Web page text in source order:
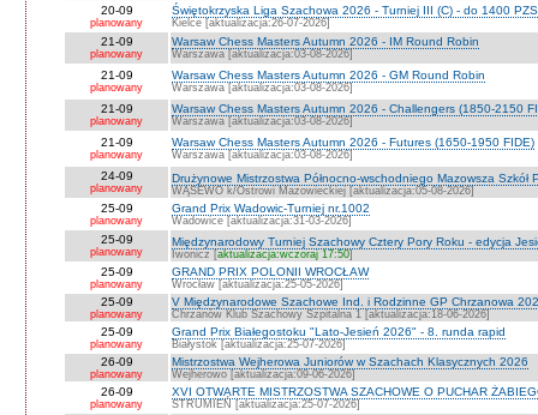
20-09
planowany
Świętokrzyska Liga Szachowa 2026 - Turniej III (C) - do 1400
Kielce [aktualizacja:26-07-2026]
21-09
planowany
Warsaw Chess Masters Autumn 2026 - IM Round Robin
Warszawa [aktualizacja:03-08-2026]
21-09
planowany
Warsaw Chess Masters Autumn 2026 - GM Round Robin
Warszawa [aktualizacja:03-08-2026]
21-09
planowany
Warsaw Chess Masters Autumn 2026 - Challengers (1850-2150
Warszawa [aktualizacja:03-08-2026]
21-09
planowany
Warsaw Chess Masters Autumn 2026 - Futures (1650-1950 FIDE)
Warszawa [aktualizacja:03-08-2026]
24-09
planowany
Drużynowe Mistrzostwa Północno-wschodniego Mazowsza Szkół
WĄSEWO k/Ostrowi Mazowieckiej [aktualizacja:05-08-2026]
25-09
planowany
Grand Prix Wadowic-Turniej nr.1002
Wadowice [aktualizacja:31-03-2026]
25-09
planowany
Międzynarodowy Turniej Szachowy Cztery Pory Roku - edycja
Iwonicz [aktualizacja:wczoraj 17:50]
25-09
planowany
GRAND PRIX POLONII WROCŁAW
Wrocław [aktualizacja:25-05-2026]
25-09
planowany
V Międzynarodowe Szachowe Ind. i Rodzinne GP Chrzanowa
Chrzanów Klub Szachowy Szpitalna 1 [aktualizacja:18-06-2026]
25-09
planowany
Grand Prix Białegostoku "Lato-Jesień 2026" - 8. runda rapid
Białystok [aktualizacja:25-07-2026]
26-09
planowany
Mistrzostwa Wejherowa Juniorów w Szachach Klasycznych 2026
Wejherowo [aktualizacja:09-06-2026]
26-09
planowany
XVI OTWARTE MISTRZOSTWA SZACHOWE O PUCHAR
STRUMIEŃ [aktualizacja:25-07-2026]